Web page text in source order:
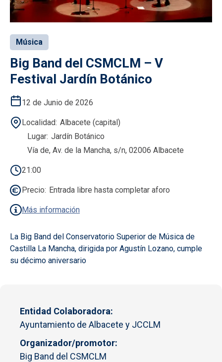
Música
Big Band del CSMCLM – V
Festival Jardín Botánico
12 de Junio de 2026
Localidad Albacete (capital)
Lugar Jardín Botánico
Vía de, Av. de la Mancha, s/n, 02006 Albacete
21:00
Precio Entrada libre hasta completar aforo
Más información
La Big Band del Conservatorio Superior de Música de
Castilla La Mancha, dirigida por Agustín Lozano, cumple
su décimo aniversario
Entidad Colaboradora
Ayuntamiento de Albacete y JCCLM
Organizador/promotor
Big Band del CSMCLM